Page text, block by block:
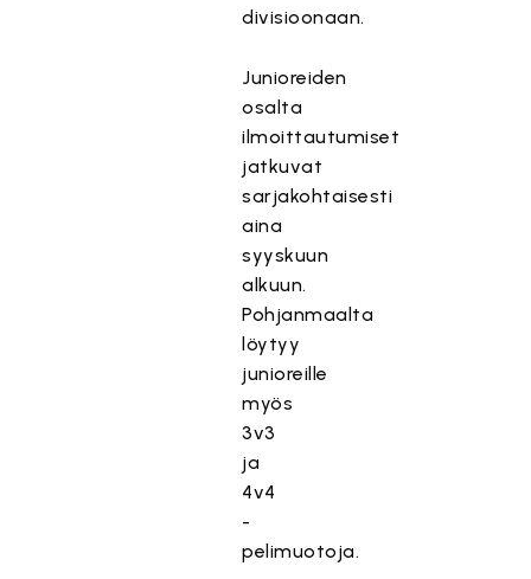
divisioonaan.
Junioreiden
osalta
ilmoittautumiset
jatkuvat
sarjakohtaisesti
aina
syyskuun
alkuun.
Pohjanmaalta
löytyy
junioreille
myös
3v3
ja
4v4
-
pelimuotoja.